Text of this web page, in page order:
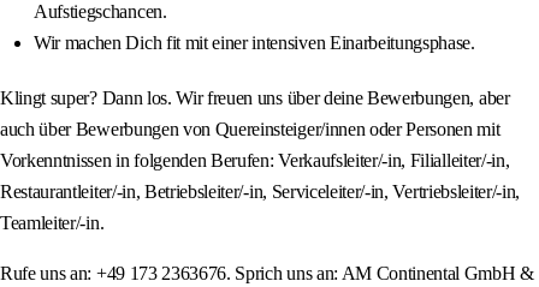
Aufstiegschancen.
Wir machen Dich fit mit einer intensiven Einarbeitungsphase.
Klingt super? Dann los. Wir freuen uns über deine Bewerbungen, aber
auch über Bewerbungen von Quereinsteiger/innen oder Personen mit
Vorkenntnissen in folgenden Berufen: Verkaufsleiter/-in, Filialleiter/-in,
Restaurantleiter/-in, Betriebsleiter/-in, Serviceleiter/-in, Vertriebsleiter/-in,
Teamleiter/-in.
Rufe uns an: +49 173 2363676. Sprich uns an: AM Continental GmbH &